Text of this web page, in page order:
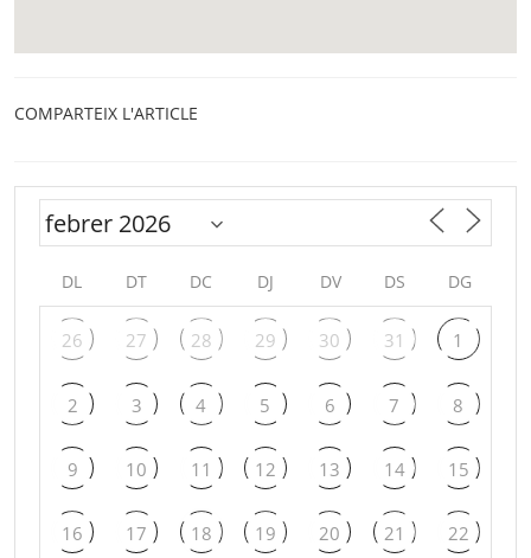
COMPARTEIX L'ARTICLE
DL DT DC DJ DV DS DG
26 27 28 29 30 31 1
2 3 4 5 6 7 8
9 10 11 12 13 14 15
16 17 18 19 20 21 22